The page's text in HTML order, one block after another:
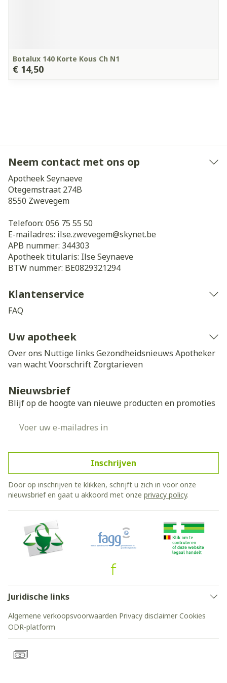
Botalux 140 Korte Kous Ch N1
€ 14,50
Neem contact met ons op
Apotheek Seynaeve
Otegemstraat 274B
8550 Zwevegem
Telefoon: 056 75 55 50
E-mailadres: ilse.zwevegem@skynet.be
APB nummer: 344303
Apotheek titularis: Ilse Seynaeve
BTW nummer: BE0829321294
Klantenservice
FAQ
Uw apotheek
Over ons Nuttige links Gezondheidsnieuws Apotheker
van wachtVoorschrift Zorgtarieven
Nieuwsbrief
Blijf op de hoogte van nieuwe producten en promoties
Inschrijven
Door op inschrijven te klikken, schrijft u zich in voor onze
nieuwsbrief en gaat u akkoord met onze privacy policy.
Juridische links
Algemene verkoopsvoorwaarden Privacy disclaimer Cookies
ODR-platform